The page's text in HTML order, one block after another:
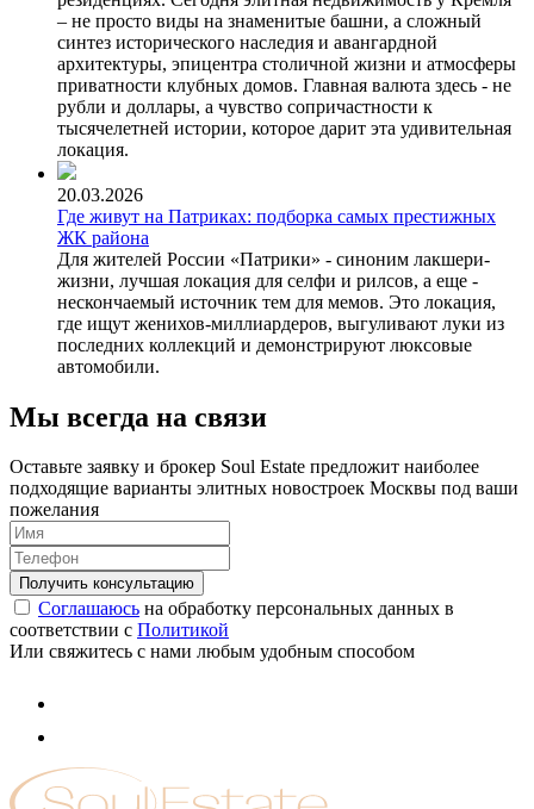
– не просто виды на знаменитые башни, а сложный
синтез исторического наследия и авангардной
архитектуры, эпицентра столичной жизни и атмосферы
приватности клубных домов. Главная валюта здесь - не
рубли и доллары, а чувство сопричастности к
тысячелетней истории, которое дарит эта удивительная
локация.
20.03.2026
Где живут на Патриках: подборка самых престижных
ЖК района
Для жителей России «Патрики» - синоним лакшери-
жизни, лучшая локация для селфи и рилсов, а еще -
нескончаемый источник тем для мемов. Это локация,
где ищут женихов-миллиардеров, выгуливают луки из
последних коллекций и демонстрируют люксовые
автомобили.
Мы всегда на связи
Оставьте заявку и брокер Soul Estate предложит наиболее
подходящие варианты элитных новостроек Москвы под ваши
пожелания
Соглашаюсь на обработку персональных данных в
соответствии с Политикой
Или свяжитесь с нами любым удобным способом